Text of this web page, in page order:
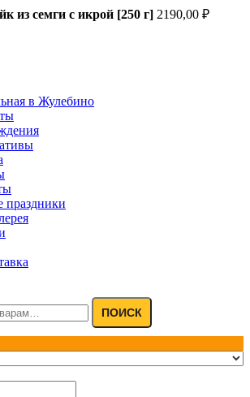
из семги с икрой [250 г] 2190,00 ₽
в Жулебино
праздники
ПОИСК